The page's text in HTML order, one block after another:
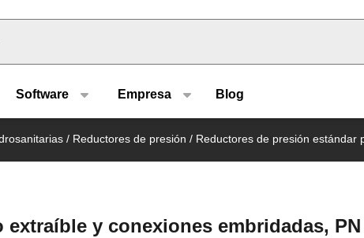
Software Empresa Blog
/ Reductores de presión / Reductores de presión estándar
y conexiones embridadas, PN